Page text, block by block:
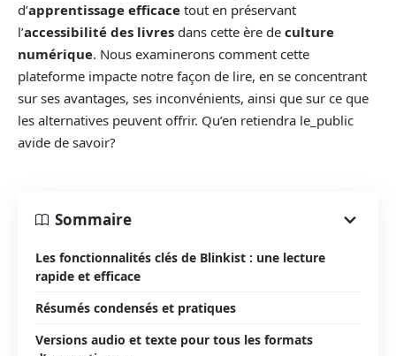
d’apprentissage efficace tout en préservant
l’accessibilité des livres dans cette ère de culture
numérique. Nous examinerons comment cette
plateforme impacte notre façon de lire, en se concentrant
sur ses avantages, ses inconvénients, ainsi que sur ce que
les alternatives peuvent offrir. Qu’en retiendra le_public
avide de savoir?
Sommaire
Les fonctionnalités clés de Blinkist : une lecture
rapide et efficace
Résumés condensés et pratiques
Versions audio et texte pour tous les formats